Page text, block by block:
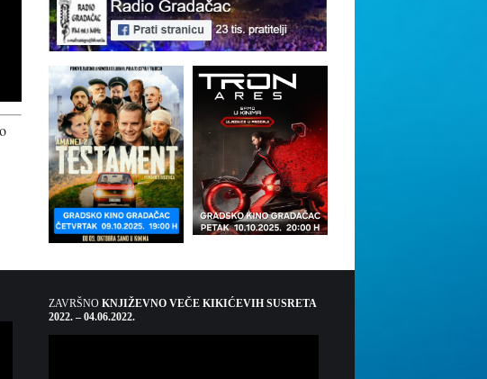
ZAVRŠNO KNJIŽEVNO VEČE KIKIĆEVIH SUSRETA
2022. – 04.06.2022.